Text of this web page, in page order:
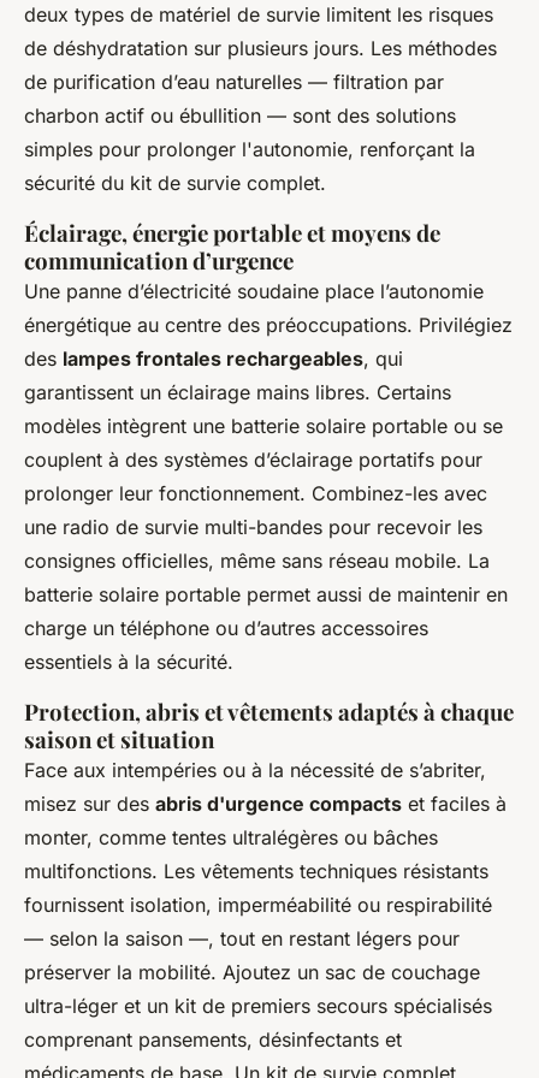
deux types de matériel de survie limitent les risques
de déshydratation sur plusieurs jours. Les méthodes
de purification d’eau naturelles — filtration par
charbon actif ou ébullition — sont des solutions
simples pour prolonger l'autonomie, renforçant la
sécurité du kit de survie complet.
Éclairage, énergie portable et moyens de
communication d’urgence
Une panne d’électricité soudaine place l’autonomie
énergétique au centre des préoccupations. Privilégiez
des lampes frontales rechargeables, qui
garantissent un éclairage mains libres. Certains
modèles intègrent une batterie solaire portable ou se
couplent à des systèmes d’éclairage portatifs pour
prolonger leur fonctionnement. Combinez-les avec
une radio de survie multi-bandes pour recevoir les
consignes officielles, même sans réseau mobile. La
batterie solaire portable permet aussi de maintenir en
charge un téléphone ou d’autres accessoires
essentiels à la sécurité.
Protection, abris et vêtements adaptés à chaque
saison et situation
Face aux intempéries ou à la nécessité de s’abriter,
misez sur des abris d'urgence compacts et faciles à
monter, comme tentes ultralégères ou bâches
multifonctions. Les vêtements techniques résistants
fournissent isolation, imperméabilité ou respirabilité
— selon la saison —, tout en restant légers pour
préserver la mobilité. Ajoutez un sac de couchage
ultra-léger et un kit de premiers secours spécialisés
comprenant pansements, désinfectants et
médicaments de base. Un kit de survie complet